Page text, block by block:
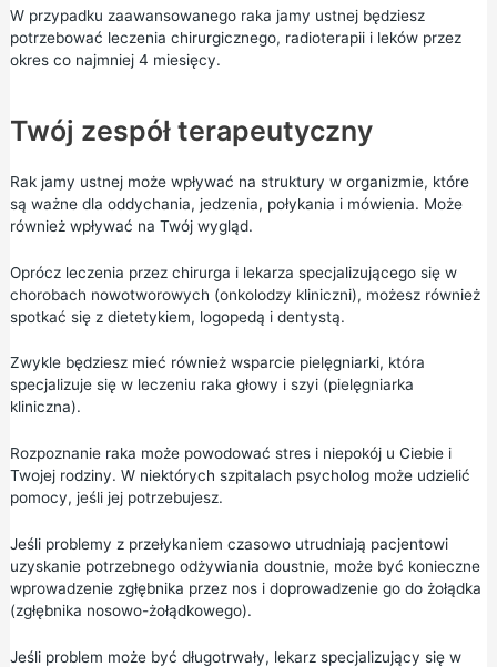
W przypadku zaawansowanego raka jamy ustnej będziesz
potrzebować leczenia chirurgicznego, radioterapii i leków przez
okres co najmniej 4 miesięcy.
Twój zespół terapeutyczny
Rak jamy ustnej może wpływać na struktury w organizmie, które
są ważne dla oddychania, jedzenia, połykania i mówienia. Może
również wpływać na Twój wygląd.
Oprócz leczenia przez chirurga i lekarza specjalizującego się w
chorobach nowotworowych (onkolodzy kliniczni), możesz również
spotkać się z dietetykiem, logopedą i dentystą.
Zwykle będziesz mieć również wsparcie pielęgniarki, która
specjalizuje się w leczeniu raka głowy i szyi (pielęgniarka
kliniczna).
Rozpoznanie raka może powodować stres i niepokój u Ciebie i
Twojej rodziny. W niektórych szpitalach psycholog może udzielić
pomocy, jeśli jej potrzebujesz.
Jeśli problemy z przełykaniem czasowo utrudniają pacjentowi
uzyskanie potrzebnego odżywiania doustnie, może być konieczne
wprowadzenie zgłębnika przez nos i doprowadzenie go do żołądka
(zgłębnika nosowo-żołądkowego).
Jeśli problem może być długotrwały, lekarz specjalizujący się w